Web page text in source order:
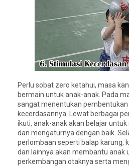
Perlu sobat zero ketahui, masa
bermain untuk anak-anak. Pada
sangat menentukan
kecerdasannya. Lewat berbagai
ikuti, anak-anak akan belajar
dan mengaturnya dengan baik.
perlombaan seperti balap karung,
dan lainnya akan membantu anak
perkembangan otaknya serta